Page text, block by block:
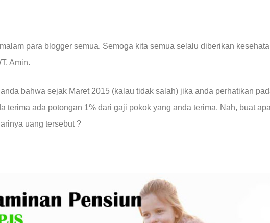
para blogger semua. Semoga kita semua selalu diberikan
Amin.
bahwa sejak Maret 2015 (kalau tidak salah) jika anda perhatikan
terima ada potongan 1% dari gaji pokok yang anda terima. Nah, buat
uang tersebut ?